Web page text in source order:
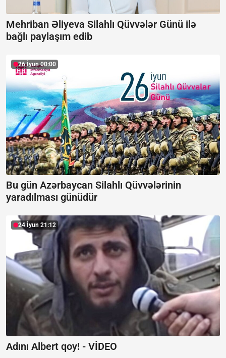
Mehriban Əliyeva Silahlı Qüvvələr Günü ilə
bağlı paylaşım edib
26 İyun 00:00
Bu gün Azərbaycan Silahlı Qüvvələrinin
yaradılması günüdür
24 İyun 21:12
Adını Albert qoy! - VİDEO